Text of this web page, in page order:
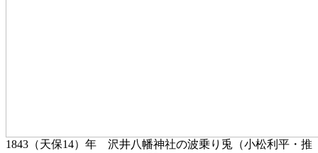
1843（天保14）年 沢井八幡神社の波乗り兎（小松利平・推